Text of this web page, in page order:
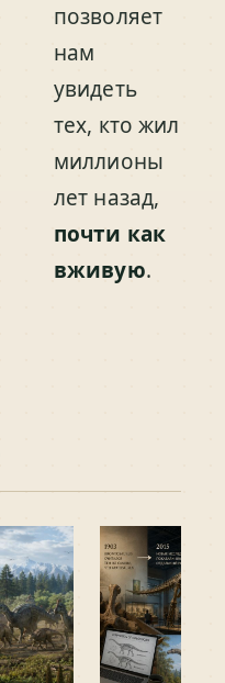
позволяет
нам
увидеть
тех, кто жил
миллионы
лет назад,
почти как
вживую.